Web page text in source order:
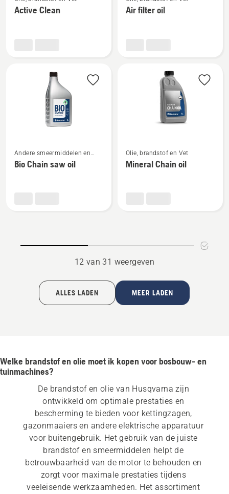
details
Active Clean
details
Air filter oil
meer
details
Andere smeermiddelen en
oliën
Bio Chain saw oil
meer
details
Olie, brandstof en Vet
Mineral Chain oil
12 van 31 weergeven
ALLES LADEN MEER LADEN
Welke brandstof en olie moet ik kopen voor bosbouw- en
tuinmachines?
De brandstof en olie van Husqvarna zijn
ontwikkeld om optimale prestaties en
bescherming te bieden voor kettingzagen,
gazonmaaiers en andere elektrische apparatuur
voor buitengebruik. Het gebruik van de juiste
brandstof en smeermiddelen helpt de
betrouwbaarheid van de motor te behouden en
zorgt voor maximale prestaties tijdens
veeleisende werkzaamheden. Het assortiment